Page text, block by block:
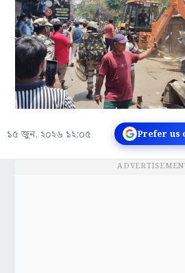
১৫ জুন, ২০২৬ ১২:০৫ Prefer us